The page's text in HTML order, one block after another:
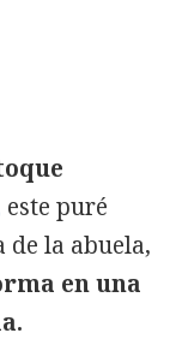
este puré
de la abuela,
en una